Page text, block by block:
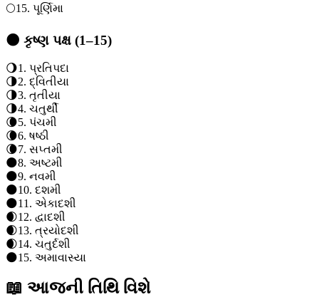
🌕15. પૂર્ણિમા
🌑 કૃષ્ણ પક્ષ (1–15)
🌖1 . પ્રતિપદા
🌗2. દ્વિતીયા
🌗3. તૃતીયા
🌗4. ચતુર્થી
🌘5. પંચમી
🌘6. ષષ્ઠી
🌘7. સપ્તમી
🌑8. અષ્ટમી
🌑9. નવમી
🌑10. દશમી
🌑11 . એકાદશી
🌒12. દ્વાદશી
🌒13. ત્રયોદશી
🌒14. ચતુર્દશી
🌑15. અમાવાસ્યા
📖 આજની તિથિ વિશે